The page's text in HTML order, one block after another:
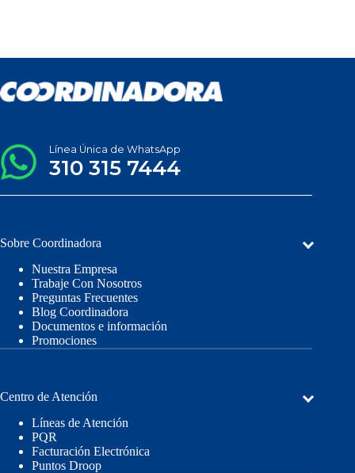
Línea Única de WhatsApp
310 315 7444
Sobre Coordinadora
Nuestra Empresa
Trabaje Con Nosotros
Preguntas Frecuentes
Blog Coordinadora
Documentos e información
Promociones
Centro de Atención
Líneas de Atención
PQR
Facturación Electrónica
Puntos Droop